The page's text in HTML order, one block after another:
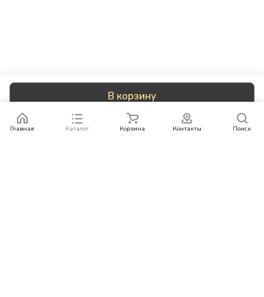
В корзину
Главная Каталог Корзина Контакты Поиск